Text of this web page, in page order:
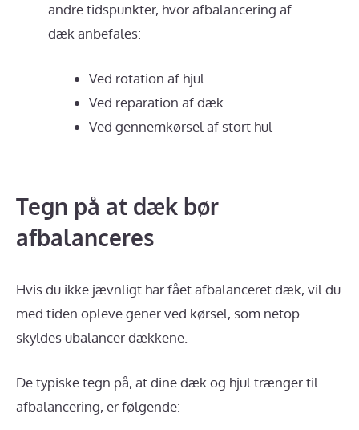
andre tidspunkter, hvor afbalancering af
dæk anbefales:
Ved rotation af hjul
Ved reparation af dæk
Ved gennemkørsel af stort hul
Tegn på at dæk bør
afbalanceres
Hvis du ikke jævnligt har fået afbalanceret dæk, vil du
med tiden opleve gener ved kørsel, som netop
skyldes ubalancer dækkene.
De typiske tegn på, at dine dæk og hjul trænger til
afbalancering, er følgende: